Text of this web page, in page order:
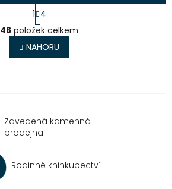
O
v
l
á
p
r
v
y
v
S
t
r
á
n
k
1 4
46 položek celkem
NAHORU
Zavedená kamenná
prodejna
Rodinné knihkupectví